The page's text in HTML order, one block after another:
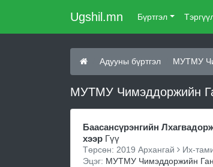
Ugshil.mn Бүртгэл
Адууны бүртгэл МУТМУ
МУТМУ Чимэддоржийн
Баасансүрэнгийн
хээр Гүү
Төрсөн: 2019 Архангай
Их-
Эцэг: МУТМУ Чимэддоржийн